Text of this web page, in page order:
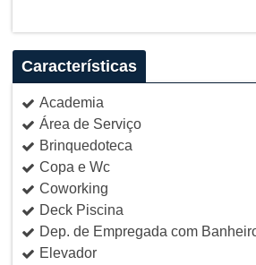
Características
Academia
Área de Serviço
Brinquedoteca
Copa e Wc
Coworking
Deck Piscina
Dep. de Empregada com
Elevador